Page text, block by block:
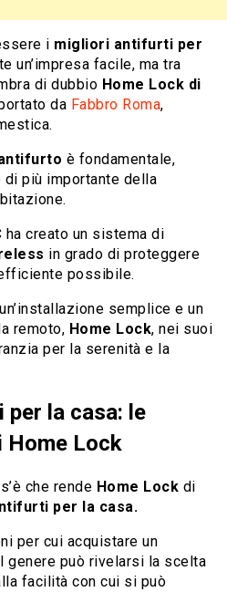
i migliori antifurti per
un’impresa facile, ma tra
di dubbio Home Lock di
da Fabbro Roma,
è fondamentale,
più importante della
ha creato un sistema di
in grado di proteggere
possibile.
semplice e un
remoto, Home Lock, nei suoi
per la serenità e la
la casa: le
Lock
che rende Home Lock di
per la casa.
per cui acquistare un
genere può rivelarsi la scelta
facilità con cui si può